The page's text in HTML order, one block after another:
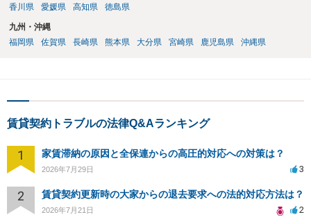
香川県
愛媛県 高知県 徳島県
九州・沖縄
福岡県
佐賀県 長崎県 熊本県 大分県 宮崎県 鹿児島県 沖縄県
賃貸契約トラブルの法律Q&Aランキング
1 家賃滞納の原因と全保連からの高圧的対応への対策は？
2026年7月29日 3
2 賃貸契約更新時の大家からの退去要求への法的対応方法は？
2026年7月21日 2